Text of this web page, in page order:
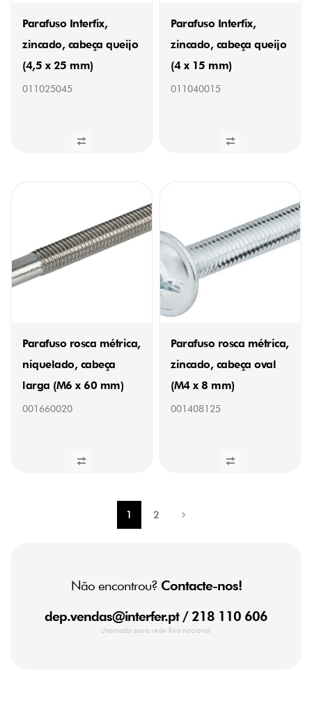
Parafuso Interfix,
zincado, cabeça queijo
(4,5 x 25 mm)
011025045
Parafuso Interfix,
zincado, cabeça queijo
(4 x 15 mm)
011040015
Parafuso rosca métrica,
niquelado, cabeça
larga (M6 x 60 mm)
001660020
Parafuso rosca métrica,
zincado, cabeça oval
(M4 x 8 mm)
001408125
1 2
Não encontrou? Contacte-nos!
dep.vendas@interfer.pt/ 218 110 606
chamada para rede fixa nacional